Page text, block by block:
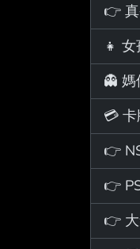
👉
👧
👻
💳
👉
👉
👉